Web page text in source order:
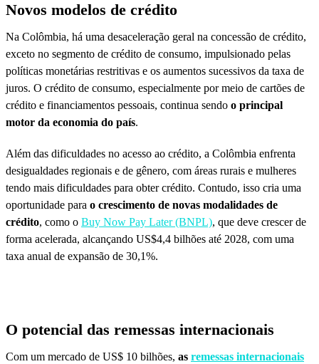
Novos modelos de crédito
Na Colômbia, há uma desaceleração geral na concessão de crédito,
exceto no segmento de crédito de consumo, impulsionado pelas
políticas monetárias restritivas e os aumentos sucessivos da taxa de
juros. O crédito de consumo, especialmente por meio de cartões de
crédito e financiamentos pessoais, continua sendo o principal
motor da economia do país.
Além das dificuldades no acesso ao crédito, a Colômbia enfrenta
desigualdades regionais e de gênero, com áreas rurais e mulheres
tendo mais dificuldades para obter crédito. Contudo, isso cria uma
oportunidade para o crescimento de novas modalidades de
crédito, como o Buy Now Pay Later (BNPL), que deve crescer de
forma acelerada, alcançando US$4,4 bilhões até 2028, com uma
taxa anual de expansão de 30,1%.
O potencial das remessas internacionais
Com um mercado de US$ 10 bilhões, as remessas internacionais